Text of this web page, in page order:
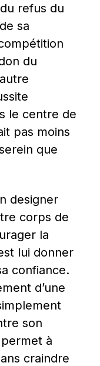
refus du
sa
du
le centre de
pas moins
que
designer
corps de
la
lui donner
confiance.
d’une
son
à
craindre